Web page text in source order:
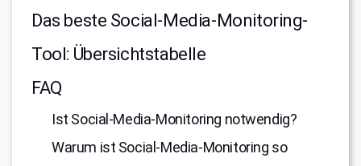
Das beste Social-Media-Monitoring-
Tool: Übersichtstabelle
FAQ
Ist Social-Media-Monitoring notwendig?
Warum ist Social-Media-Monitoring so